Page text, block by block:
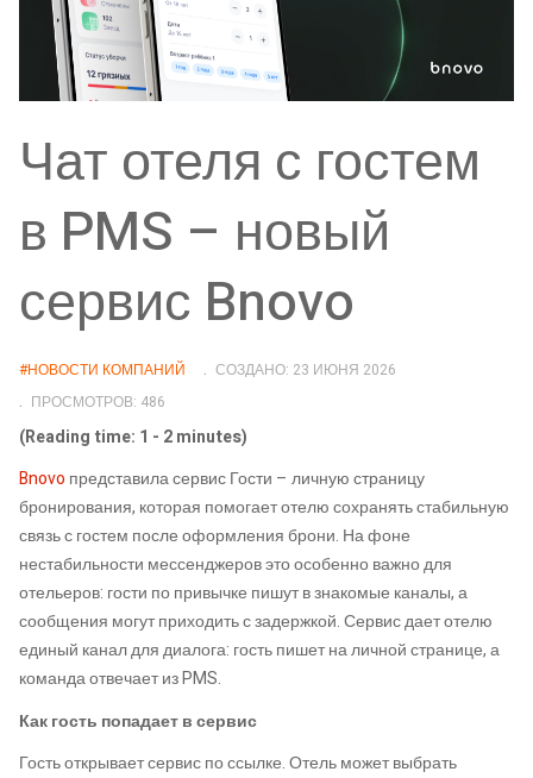
Чат отеля с гостем
в PMS – новый
сервис Bnovo
#НОВОСТИ КОМПАНИЙ
СОЗДАНО: 23 ИЮНЯ 2026
ПРОСМОТРОВ: 486
(Reading time: 1 - 2 minutes)
Bnovo представила сервис Гости – личную страницу
бронирования, которая помогает отелю сохранять стабильную
связь с гостем после оформления брони. На фоне
нестабильности мессенджеров это особенно важно для
отельеров: гости по привычке пишут в знакомые каналы, а
сообщения могут приходить с задержкой. Сервис дает отелю
единый канал для диалога: гость пишет на личной странице, а
команда отвечает из PMS.
Как гость попадает в сервис
Гость открывает сервис по ссылке. Отель может выбрать